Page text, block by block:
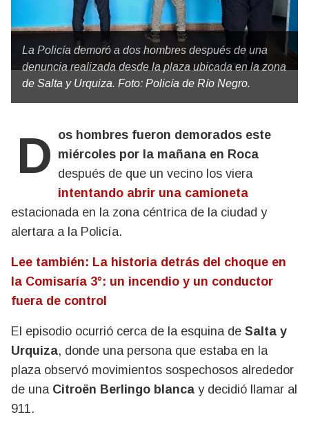
La Policía demoró a dos hombres después de una
denuncia realizada desde la plaza ubicada en la zona
de Salta y Urquiza. Foto: Policía de Río Negro.
Dos hombres fueron demorados este miércoles por la mañana en Roca
después de que un vecino los viera
intentando abrir una camioneta
estacionada en la zona céntrica de la ciudad y
alertara a la Policía.
Lee también: La historia detrás del choque en
la Comisaría 3°: un incendio y un conductor
fuera de control
El episodio ocurrió cerca de la esquina de Salta y
Urquiza, donde una persona que estaba en la
plaza observó movimientos sospechosos alrededor
de una Citroën Berlingo blanca y decidió llamar al
911.